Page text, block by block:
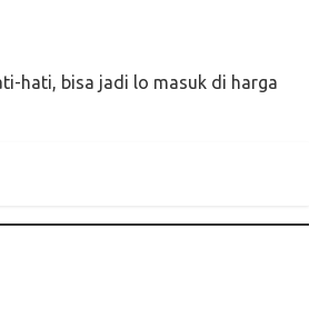
hati, bisa jadi lo masuk di harga